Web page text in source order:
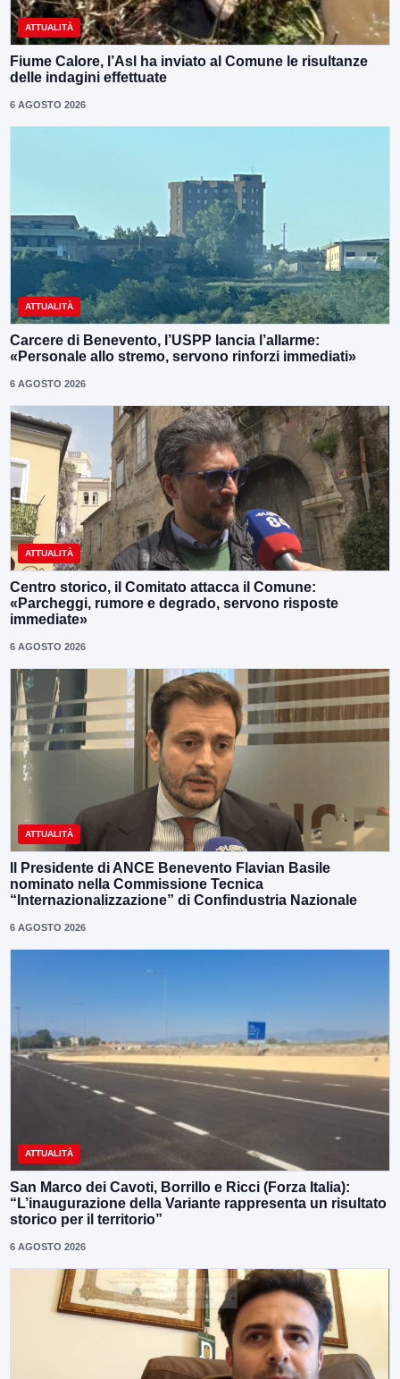
ATTUALITÀ
Fiume Calore, l’Asl ha inviato al Comune le risultanze
delle indagini effettuate
6 AGOSTO 2026
ATTUALITÀ
Carcere di Benevento, l’USPP lancia l’allarme:
«Personale allo stremo, servono rinforzi immediati»
6 AGOSTO 2026
ATTUALITÀ
Centro storico, il Comitato attacca il Comune:
«Parcheggi, rumore e degrado, servono risposte
immediate»
6 AGOSTO 2026
ATTUALITÀ
Il Presidente di ANCE Benevento Flavian Basile
nominato nella Commissione Tecnica
“Internazionalizzazione” di Confindustria Nazionale
6 AGOSTO 2026
ATTUALITÀ
San Marco dei Cavoti, Borrillo e Ricci (Forza Italia):
“L’inaugurazione della Variante rappresenta un risultato
storico per il territorio”
6 AGOSTO 2026